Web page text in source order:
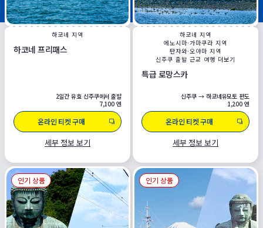
하코네 지역
하코네 프리패스
2일간 유효 신주쿠에서 출발
7,100 엔
온라인 티켓 구매
세부 정보 보기
하코네 지역
에노시마·가마쿠라 지역
탄자와·오야마 지역
신주쿠 출발 근교 여행 더보기
특급 로망스카
신주쿠 → 하코네유모토 편도
1,200 엔
온라인 티켓 구매
세부 정보 보기
인기 상품 인기 상품